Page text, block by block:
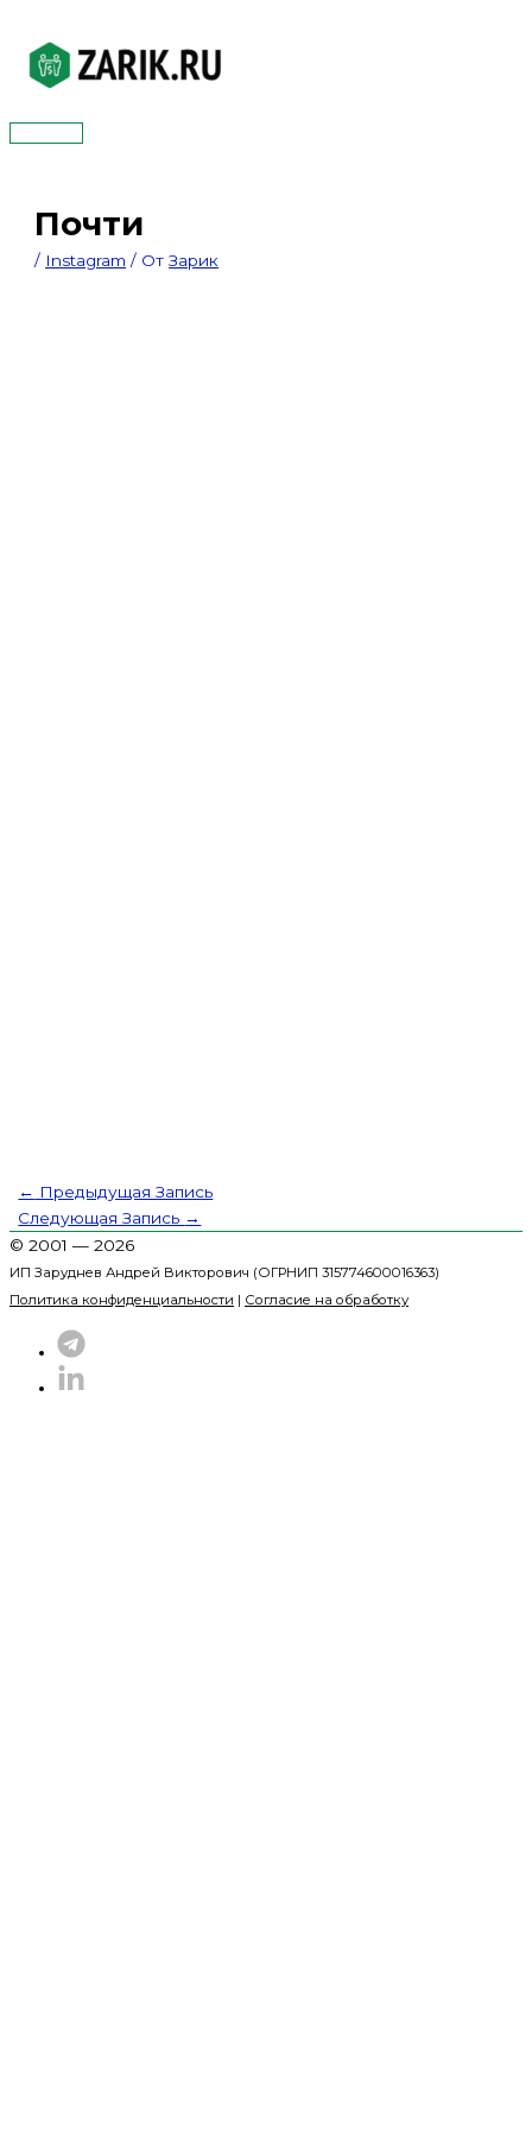
содержимому
Главное
Почти
/ Instagram / ОтЗарик
← Предыдущая Запись
Следующая Запись →
© 2001 — 2026
ИП Заруднев Андрей Викторович (ОГРНИП 315774600016363)
Политика конфиденциальности | Согласие на обработку